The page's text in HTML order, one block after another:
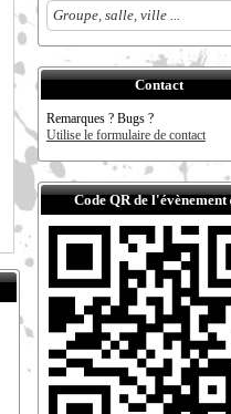
Contact
Remarques ? Bugs ?
Utilise le formulaire de contact
Code QR de l'évènement